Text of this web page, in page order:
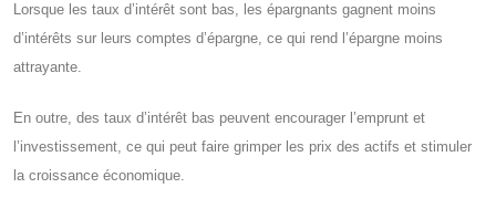
Lorsque les taux d’intérêt sont bas, les épargnants gagnent moins
d’intérêts sur leurs comptes d’épargne, ce qui rend l’épargne moins
attrayante.
En outre, des taux d’intérêt bas peuvent encourager l’emprunt et
l’investissement, ce qui peut faire grimper les prix des actifs et stimuler
la croissance économique.